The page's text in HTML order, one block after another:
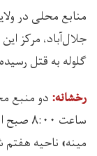
منابع محلی در
جلال‌آباد، مرکز
گلوله به قتل
رخشانه: دو منبع
مینه» ناحیه